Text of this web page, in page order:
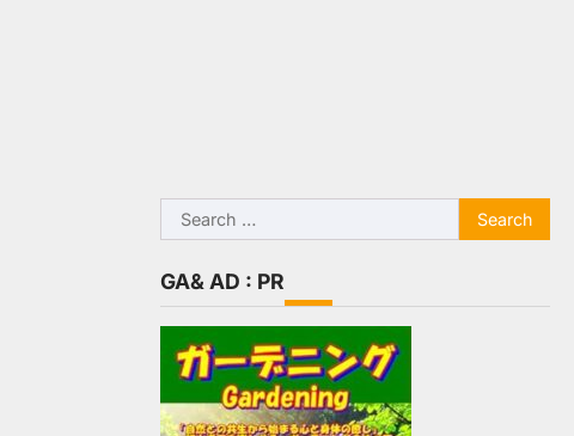
Search
for:
GA& AD : PR